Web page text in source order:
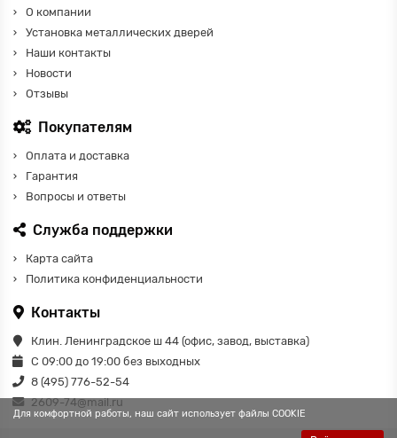
Для комфортной работы, наш сайт использует файлы COOKIE
О компании
Установка металлических дверей
Наши контакты
Новости
Отзывы
Покупателям
Оплата и доставка
Гарантия
Вопросы и ответы
Служба поддержки
Карта сайта
Политика конфиденциальности
Контакты
Клин. Ленинградское ш 44 (офис, завод, выставка)
С 09:00 до 19:00 без выходных
8 (495) 776-52-54
2609-74@mail.ru